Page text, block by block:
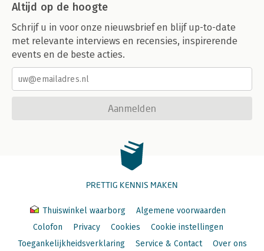
Altijd op de hoogte
Schrijf u in voor onze nieuwsbrief en blijf up-to-date
met relevante interviews en recensies, inspirerende
events en de beste acties.
Aanmelden
PRETTIG KENNIS MAKEN
Thuiswinkel waarborg
Algemene voorwaarden
Colofon
Privacy Cookies
Cookie instellingen
Toegankelijkheidsverklaring
Service & Contact Over ons